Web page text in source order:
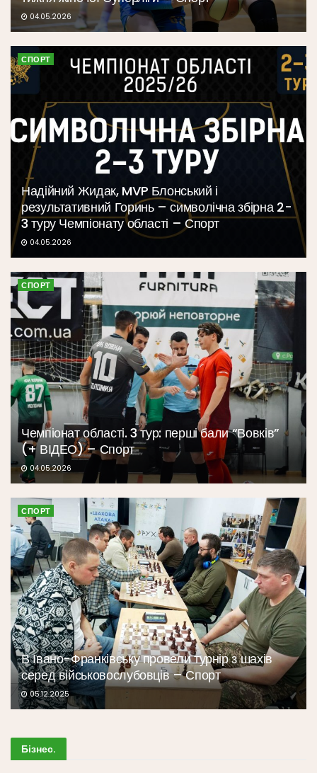
04.05.2026
СПОРТ
Надійний Жидак, MVP Блонський і
результативний Горинь – символічна збірна 2-
3 туру Чемпіонату області – Спорт
04.05.2026
СПОРТ
Чемпіонат області. 3 тур: перші бали “Вовків”
(+ ВІДЕО) – Спорт
04.05.2026
СПОРТ
В Івано-Франківську провели турнір з шахів
серед військовослубовців – Спорт
05.12.2025
Бізнес.